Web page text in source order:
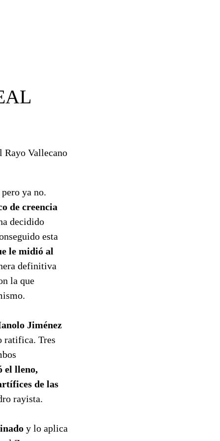
Rayo Vallecano
ya no.
de creencia
decidido
esta
le midió al
definitiva
la que
Jiménez
ratifica. Tres
el lleno,
de las
rayista.
y lo aplica